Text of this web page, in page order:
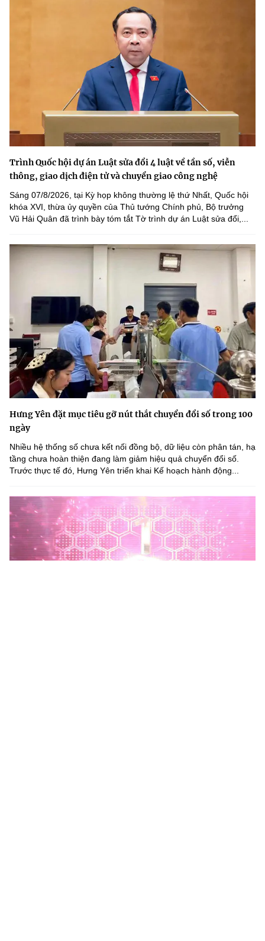
Trình Quốc hội dự án Luật sửa đổi 4 luật về tần số, viễn
thông, giao dịch điện tử và chuyển giao công nghệ
Sáng 07/8/2026, tại Kỳ họp không thường lệ thứ Nhất, Quốc hội
khóa XVI, thừa ủy quyền của Thủ tướng Chính phủ, Bộ trưởng
Vũ Hải Quân đã trình bày tóm tắt Tờ trình dự án Luật sửa đổi,...
Hưng Yên đặt mục tiêu gỡ nút thắt chuyển đổi số trong 100
ngày
Nhiều hệ thống số chưa kết nối đồng bộ, dữ liệu còn phân tán, hạ
tầng chưa hoàn thiện đang làm giảm hiệu quả chuyển đổi số.
Trước thực tế đó, Hưng Yên triển khai Kế hoạch hành động...